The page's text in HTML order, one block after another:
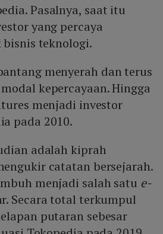
Pasalnya, saat itu
yang percaya
teknologi.
menyerah dan terus
kepercayaan. Hingga
menjadi investor
pada 2010.
adalah kiprah
catatan bersejarah.
menjadi salah satu e-
Secara total terkumpul
putaran sebesar